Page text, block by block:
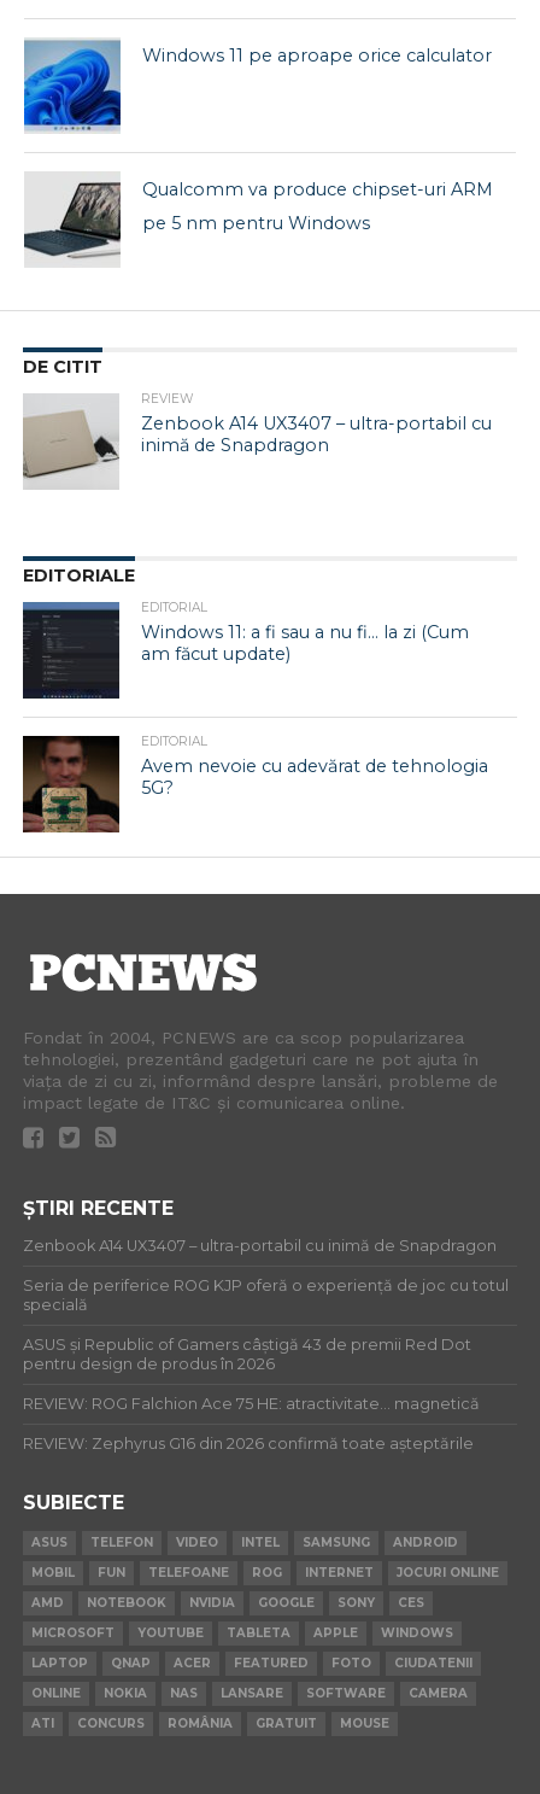
Windows 11 pe aproape orice calculator
Qualcomm va produce chipset-uri ARM
pe 5 nm pentru Windows
DE CITIT
REVIEW
Zenbook A14 UX3407 – ultra-portabil cu
inimă de Snapdragon
EDITORIALE
EDITORIAL
Windows 11: a fi sau a nu fi… la zi (Cum
am făcut update)
EDITORIAL
Avem nevoie cu adevărat de tehnologia
5G?
Fondat în 2004, PCNEWS are ca scop popularizarea
tehnologiei, prezentând gadgeturi care ne pot ajuta în
viața de zi cu zi, informând despre lansări, probleme de
impact legate de IT&C și comunicarea online.
ȘTIRI RECENTE
Zenbook A14 UX3407 – ultra-portabil cu inimă de Snapdragon
Seria de periferice ROG KJP oferă o experiență de joc cu totul
specială
ASUS și Republic of Gamers câștigă 43 de premii Red Dot
pentru design de produs în 2026
REVIEW: ROG Falchion Ace 75 HE: atractivitate… magnetică
REVIEW: Zephyrus G16 din 2026 confirmă toate așteptările
SUBIECTE
ASUS TELEFON VIDEO INTEL SAMSUNG
ANDROID
MOBIL
FUN TELEFOANE ROG INTERNET
JOCURI ONLINE
AMD
NOTEBOOK NVIDIA GOOGLE SONY
CES
MICROSOFT
YOUTUBE TABLETA APPLE
WINDOWS
LAPTOP
QNAP ACER FEATURED FOTO
CIUDATENII
ONLINE
NOKIA NAS LANSARE SOFTWARE
CAMERA
ATI
CONCURS ROMÂNIA GRATUIT MOUSE